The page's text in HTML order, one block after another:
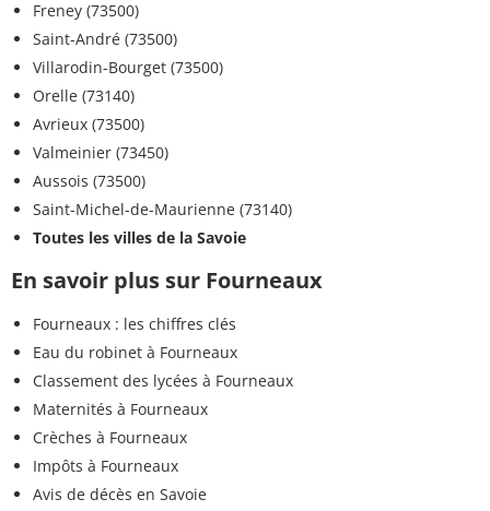
Freney (73500)
Saint-André (73500)
Villarodin-Bourget (73500)
Orelle (73140)
Avrieux (73500)
Valmeinier (73450)
Aussois (73500)
Saint-Michel-de-Maurienne (73140)
Toutes les villes de la Savoie
En savoir plus sur Fourneaux
Fourneaux : les chiffres clés
Eau du robinet à Fourneaux
Classement des lycées à Fourneaux
Maternités à Fourneaux
Crèches à Fourneaux
Impôts à Fourneaux
Avis de décès en Savoie